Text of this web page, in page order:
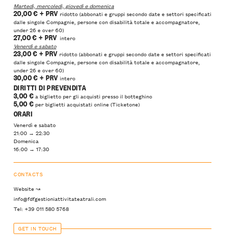
Martedì, mercoledì, giovedì e domenica
20,00 €+ PRV ridotto (abbonati e gruppi secondo date e settori specificati
dalle singole Compagnie, persone con disabilità totale e accompagnatore,
under 26 e over 60)
27,00 €+ PRV intero
Venerdì e sabato
23,00 €+ PRV ridotto (abbonati e gruppi secondo date e settori specificati
dalle singole Compagnie, persone con disabilità totale e accompagnatore,
under 26 e over 60)
30,00 €+ PRV intero
DIRITTI DI PREVENDITA
3,00 €a biglietto per gli acquisti presso il botteghino
5,00€per biglietti acquistati online (Ticketone)
ORARI
Venerdì e sabato
21:00 → 22:30
Domenica
16:00 → 17:30
CONTACTS
Website ↝
info@fdfgestioniattivitateatrali.com
Tel: +39 011 580 5768
GET IN TOUCH